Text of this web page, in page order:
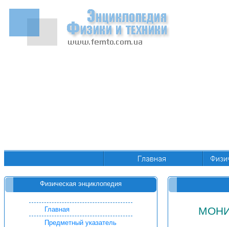
Физическая энциклопедия
Главная
Предметный указатель